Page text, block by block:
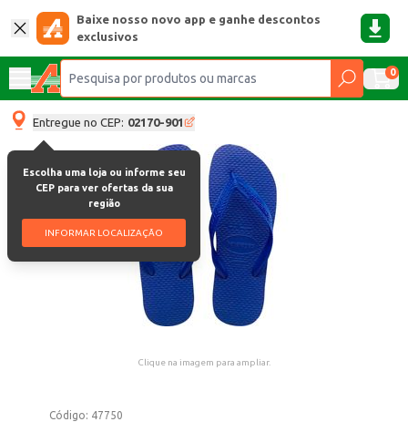
Baixe nosso novo app e ganhe descontos
exclusivos
0
Entregue no CEP: 02170-901
Escolha uma loja ou informe seu
CEP para ver ofertas da sua
região
INFORMAR LOCALIZAÇÃO
Clique na imagem para ampliar.
Código: 47750